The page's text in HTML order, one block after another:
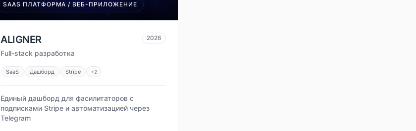
SAAS ПЛАТФОРМА / ВЕБ-ПРИЛОЖЕНИЕ
ALIGNER 2026
Full-stack разработка
SaaS Дашборд Stripe +2
Единый дашборд для фасилитаторов с
подписками Stripe и автоматизацией через
Telegram